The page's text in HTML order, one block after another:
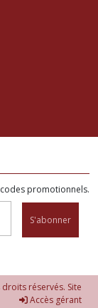
promotionnels.
S'abonner
réservés. Site
Accès gérant